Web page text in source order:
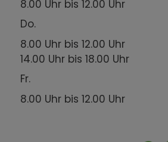
8.00 Uhr bis 12.00 Uhr
Do.
8.00 Uhr bis 12.00 Uhr
14.00 Uhr bis 18.00 Uhr
Fr.
8.00 Uhr bis 12.00 Uhr